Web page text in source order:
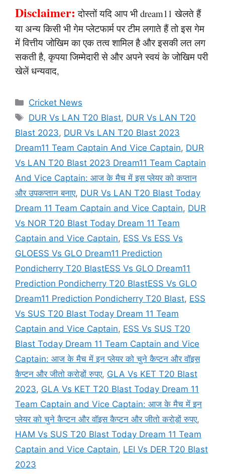
Disclaimer: दोस्तों यदि आप भी dream11 खेलते हैं
या अन्य किसी भी गेम प्लेटफार्म पर टीम लगाते हैं तो इस गेम
में वित्तीय जोखिम का एक तत्व शामिल है और इसकी लत लग
सकती है, कृपया जिम्मेदारी से और अपने स्वयं के जोखिम परी
खेलें धन्यवाद,
Categories
Cricket News
Tags
DUR Vs LAN T20 Blast, DUR Vs LAN T20
Blast 2023, DUR Vs LAN T20 Blast 2023
Dream11 Team Captain And Vice Captain, DUR
Vs LAN T20 Blast 2023 Dream11 Team Captain
And Vice Captain: आज के मैच में इस प्लेयर को कप्तान
और उपकप्तान बनाए, DUR Vs LAN T20 Blast Today
Dream 11 Team Captain and Vice Captain, DUR
Vs NOR T20 Blast Today Dream 11 Team
Captain and Vice Captain, ESS Vs ESS Vs
GLOESS Vs GLO Dream11 Prediction
Pondicherry T20 BlastESS Vs GLO Dream11
Prediction Pondicherry T20 BlastESS Vs GLO
Dream11 Prediction Pondicherry T20 Blast, ESS
Vs SUS T20 Blast Today Dream 11 Team
Captain and Vice Captain, ESS Vs SUS T20
Blast Today Dream 11 Team Captain and Vice
Captain: आज के मैच में इन प्लेयर को चुने कैप्टन और वॉइस
कैप्टन और जीतो करोड़ों रुपए, GLA Vs KET T20 Blast
2023, GLA Vs KET T20 Blast Today Dream 11
Team Captain and Vice Captain: आज के मैच में इन
प्लेयर को चुने कैप्टन और वॉइस कैप्टन और जीतो करोड़ों रुपए,
HAM Vs SUS T20 Blast Today Dream 11 Team
Captain and Vice Captain, LEI Vs DER T20 Blast
2023